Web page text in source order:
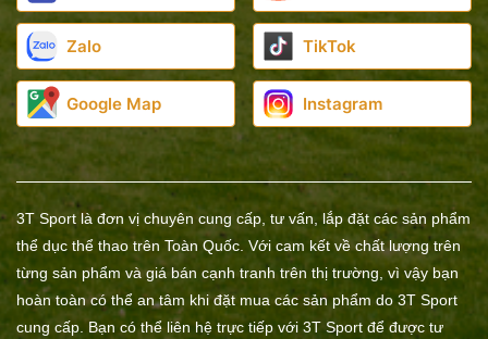
Zalo TikTok
Google Map Instagram
3T Sport là đơn vị chuyên cung cấp, tư vấn, lắp đặt các sản phẩm
thể dục thể thao trên Toàn Quốc. Với cam kết về chất lượng trên
từng sản phẩm và giá bán cạnh tranh trên thị trường, vì vậy bạn
hoàn toàn có thể an tâm khi đặt mua các sản phẩm do 3T Sport
cung cấp. Bạn có thể liên hệ trực tiếp với 3T Sport để được tư